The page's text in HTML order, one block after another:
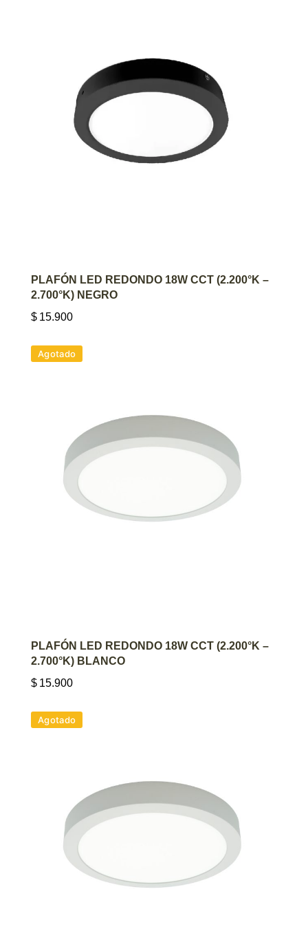
AGREGAR AL CARRITO
PLAFÓN LED REDONDO 18W CCT (2.200°K –
2.700°K) NEGRO
$ 15.900
Agotado
AGREGAR AL CARRITO
PLAFÓN LED REDONDO 18W CCT (2.200°K –
2.700°K) BLANCO
$ 15.900
Agotado